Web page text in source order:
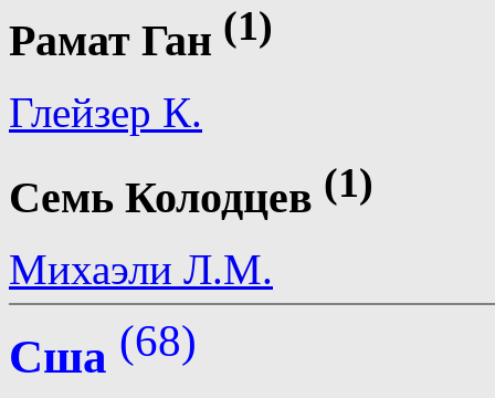
Рамат Ган (1)
Глейзер К.
Семь Колодцев (1)
Михаэли Л.М.
Сша (68)